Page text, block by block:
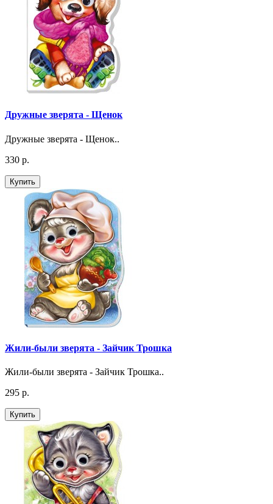
Дружные зверята - Щенок
Дружные зверята - Щенок..
330 р.
Купить
Жили-были зверята - Зайчик Трошка
Жили-были зверята - Зайчик Трошка..
295 р.
Купить